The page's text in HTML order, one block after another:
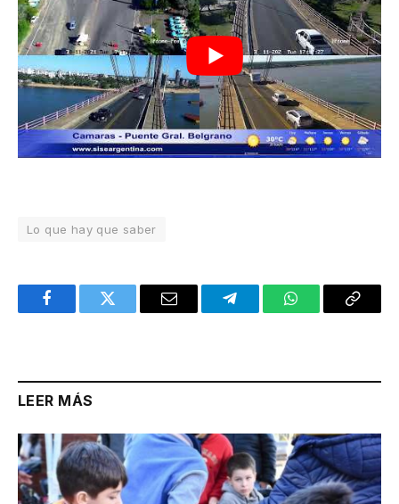
Lo que hay que saber
FacebookTwitter Email TelegramWhatsAppCopy
LEER MÁS